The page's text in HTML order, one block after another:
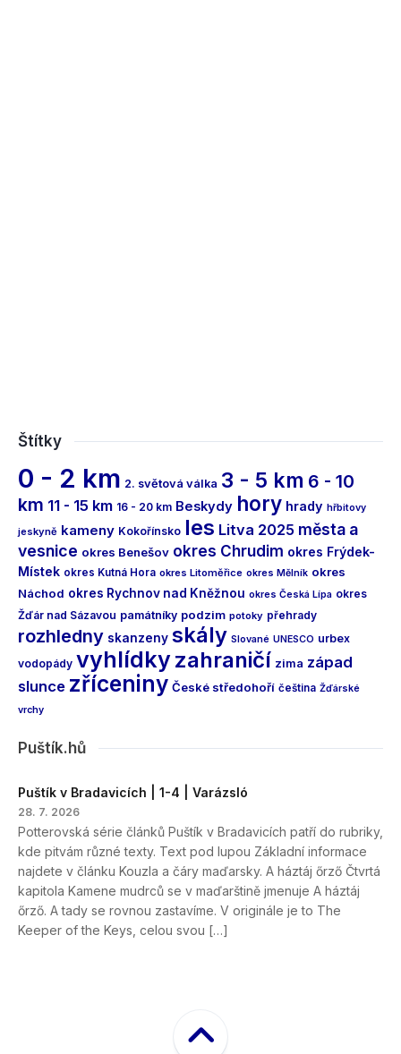
Štítky
0 - 2 km 2. světová válka 3 - 5 km 6 - 10
km 11 - 15 km 16 - 20 km Beskydy hory hrady hřbitovy
jeskyně kameny Kokořínsko les Litva 2025 města a
vesnice okres Benešov okres Chrudim okres Frýdek-
Místek okres Kutná Hora okres Litoměřice okres Mělník okres
Náchod okres Rychnov nad Kněžnou okres Česká Lípa okres
Žďár nad Sázavou památníky podzim potoky přehrady
rozhledny skanzeny skály Slované UNESCO urbex
vodopády vyhlídkyzahraničí zima západ
slunce zříceniny České středohoří čeština Žďárské
vrchy
Puštík.hů
Puštík v Bradavicích | 1-4 | Varázsló
28. 7. 2026
Potterovská série článků Puštík v Bradavicích patří do rubriky,
kde pitvám různé texty. Text pod lupou Základní informace
najdete v článku Kouzla a čáry maďarsky. A háztáj őrző Čtvrtá
kapitola Kamene mudrců se v maďarštině jmenuje A háztáj
őrző. A tady se rovnou zastavíme. V originále je to The
Keeper of the Keys, celou svou […]